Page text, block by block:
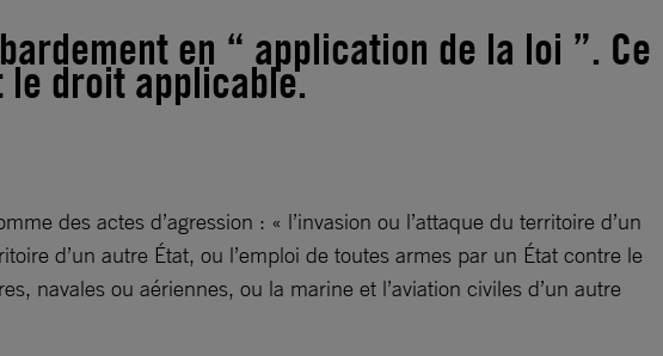
en “ application de la loi ”. Ce
le droit applicable.
des actes d’agression : « l’invasion ou l’attaque du territoire d’un
d’un autre État, ou l’emploi de toutes armes par un État contre le
navales ou aériennes, ou la marine et l’aviation civiles d’un autre